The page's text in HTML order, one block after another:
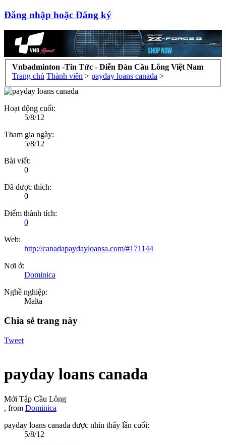
Đăng nhập hoặc Đăng ký
Vnbadminton -Tin Tức - Diễn Đàn Cầu Lông Việt Nam
Trang chủ Thành viên > payday loans canada >
Hoạt động cuối:
5/8/12
Tham gia ngày:
5/8/12
Bài viết:
0
Đã được thích:
0
Điểm thành tích:
0
Web:
http://canadapaydayloansa.com/#171144
Nơi ở:
Dominica
Nghề nghiệp:
Malta
Chia sẻ trang này
Tweet
payday loans canada
Mới Tập Cầu Lông
, from Dominica
payday loans canada được nhìn thấy lần cuối:
5/8/12